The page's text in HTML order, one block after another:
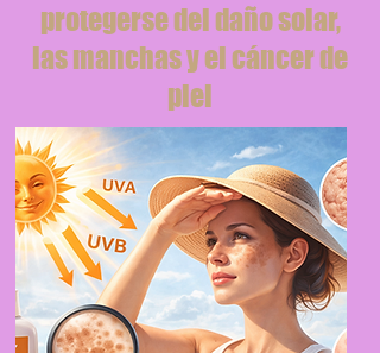
protegerse del daño solar,
las manchas y el cáncer de
piel